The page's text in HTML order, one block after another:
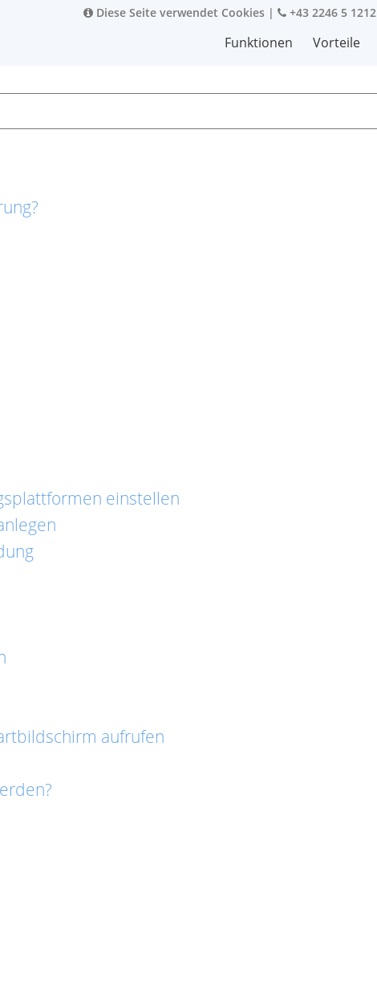
Diese Seite verwendet Cookies | +43 2246 5 1212
Funktionen Vorteile
einstellen
aufrufen